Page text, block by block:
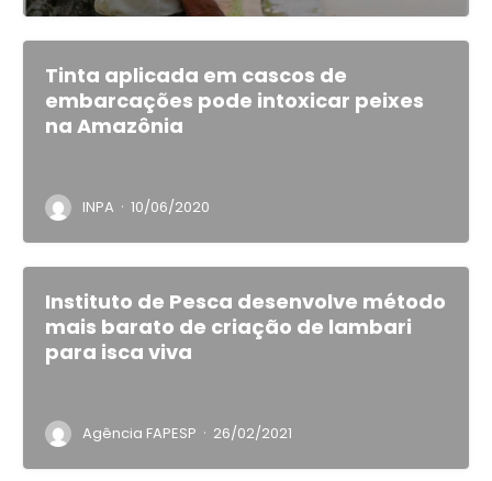
Tinta aplicada em cascos de
embarcações pode intoxicar peixes
na Amazônia
INPA · 10/06/2020
Instituto de Pesca desenvolve método
mais barato de criação de lambari
para isca viva
Agência FAPESP · 26/02/2021